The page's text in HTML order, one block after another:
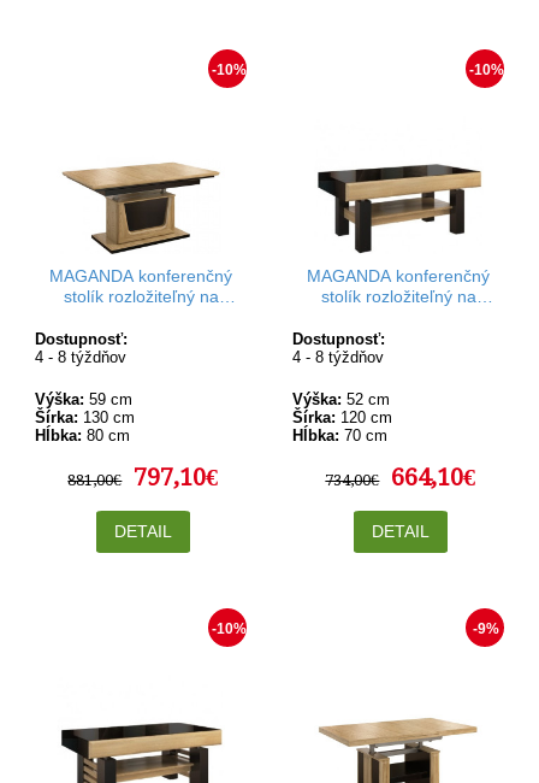
-10%
MAGANDA konferenčný
stolík rozložiteľný na
pneumatickým dvíhaním
Dostupnosť:
4 - 8 týždňov
Výška: 59 cm
Šírka: 130 cm
Hĺbka: 80 cm
881,00€ 797,10€
DETAIL
-10%
MAGANDA konferenčný
stolík rozložiteľný na
120-160 x 70 cm
Dostupnosť:
4 - 8 týždňov
Výška: 52 cm
Šírka: 120 cm
Hĺbka: 70 cm
734,00€ 664,10€
DETAIL
-10% -9%